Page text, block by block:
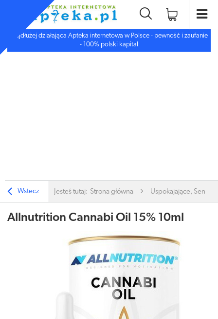
Najdłużej działająca Apteka internetowa w Polsce - pewność i zaufanie
- 100% polski kapitał
Wstecz Jesteś tutaj: Strona główna Uspokajające, Sen,
Allnutrition Cannabi Oil 15% 10ml